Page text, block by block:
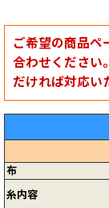
ご希望の商品ペ
合わせください
だければ対応い
布
糸内容